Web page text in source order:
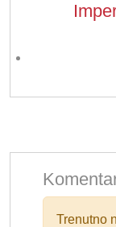
Trenutno